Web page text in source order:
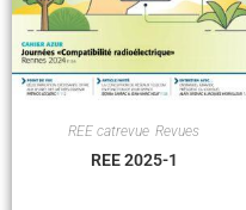
REE catrevue Revues
REE 2025-1